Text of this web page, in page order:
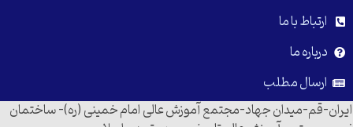
ارتباط با ما
درباره ما
ارسال مطلب
ایران-قم-میدان جهاد-مجتمع آموزش عالی امام خمینی (ره)- ساختمان